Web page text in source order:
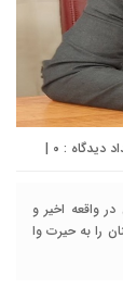
۰ |
واقعه اخیر و
را به حیرت وا